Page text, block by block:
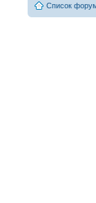
Список